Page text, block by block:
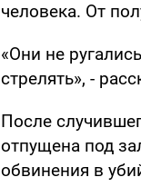
человека. От
«Они не
стрелять», -
После
отпущена под
обвинения в